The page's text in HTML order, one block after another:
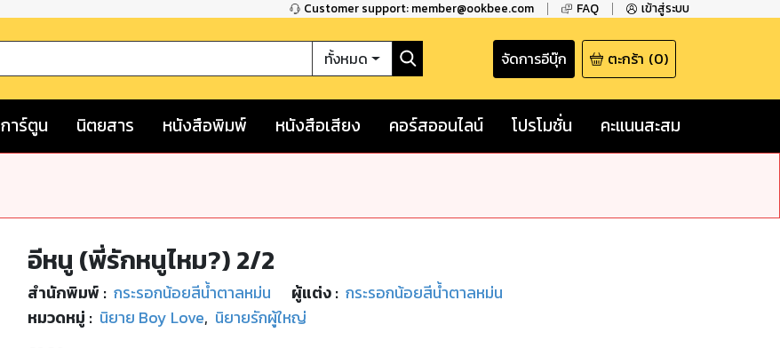
Customer support: member@ookbee.com FAQ เข้าสู่ระบบ
ทั้งหมด จัดการอีบุ๊ก ตะกร้า (0)
การ์ตูน นิตยสาร หนังสือพิมพ์ หนังสือเสียง คอร์สออนไลน์ โปรโมชั่น คะแนนสะสม
อีหนู (พี่รักหนูไหม?) 2/2
สำนักพิมพ์ : กระรอกน้อยสีน้ำตาลหม่น ผู้แต่ง : กระรอกน้อยสีน้ำตาลหม่น
หมวดหมู่ : นิยาย Boy Love, นิยายรักผู้ใหญ่